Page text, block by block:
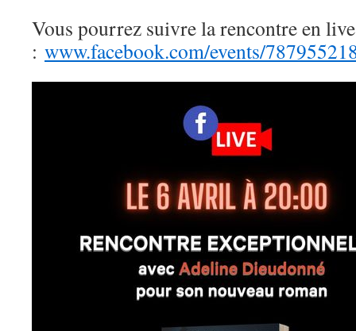
Vous pourrez suivre la rencontre en
: www.facebook.com/events/